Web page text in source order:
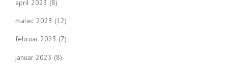
april 2023 (8)
marec 2023 (12)
februar 2023 (7)
januar 2023 (8)